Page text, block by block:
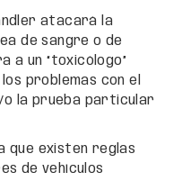
atacará la
de sangre o de
a un “toxicólogo”
problemas con el
la prueba particular
que existen reglas
de vehículos